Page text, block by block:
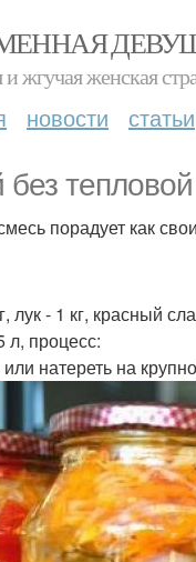
жгучая женская
новости статьи
порадует как
лук - 1 кг, красный
л, процесс:
натереть на